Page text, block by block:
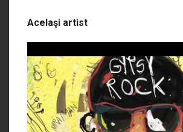
Acelaşi artist